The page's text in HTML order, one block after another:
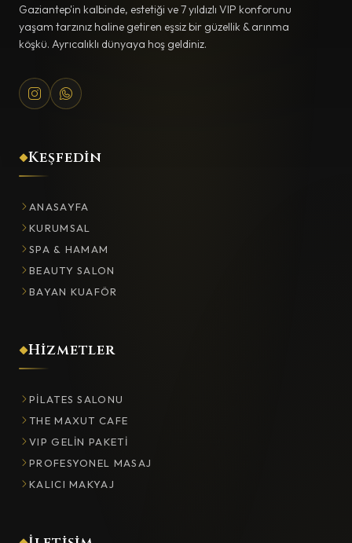
Gaziantep'in kalbinde, estetiği ve 7 yıldızlı VIP konforunu
yaşam tarzınız haline getiren eşsiz bir güzellik & arınma
köşkü. Ayrıcalıklı dünyaya hoş geldiniz.
Keşfedin
ANASAYFA
KURUMSAL
SPA & HAMAM
BEAUTY SALON
BAYAN KUAFÖR
Hizmetler
PILATES SALONU
THE MAXUT CAFE
VIP GELIN PAKETI
PROFESYONEL MASAJ
KALICI MAKYAJ